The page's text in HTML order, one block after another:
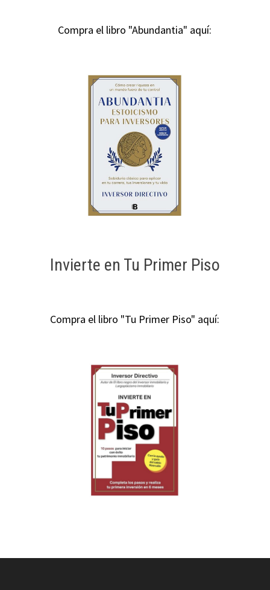
Compra el libro "Abundantia" aquí:
Invierte en Tu Primer Piso
Compra el libro "Tu Primer Piso" aquí: